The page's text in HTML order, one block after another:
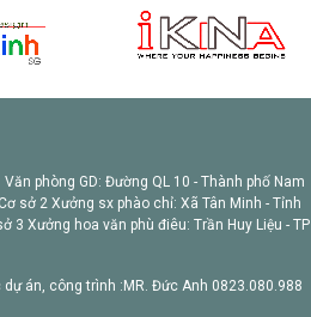
Văn phòng GD: Đường QL 10 - Thành phố Nam
sở 2 Xưởng sx phào chỉ: Xã Tân Minh - Tỉnh
3 Xưởng hoa văn phù điêu: Trần Huy Liệu - TP
dự án, công trình :MR. Đức Anh 0823.080.988